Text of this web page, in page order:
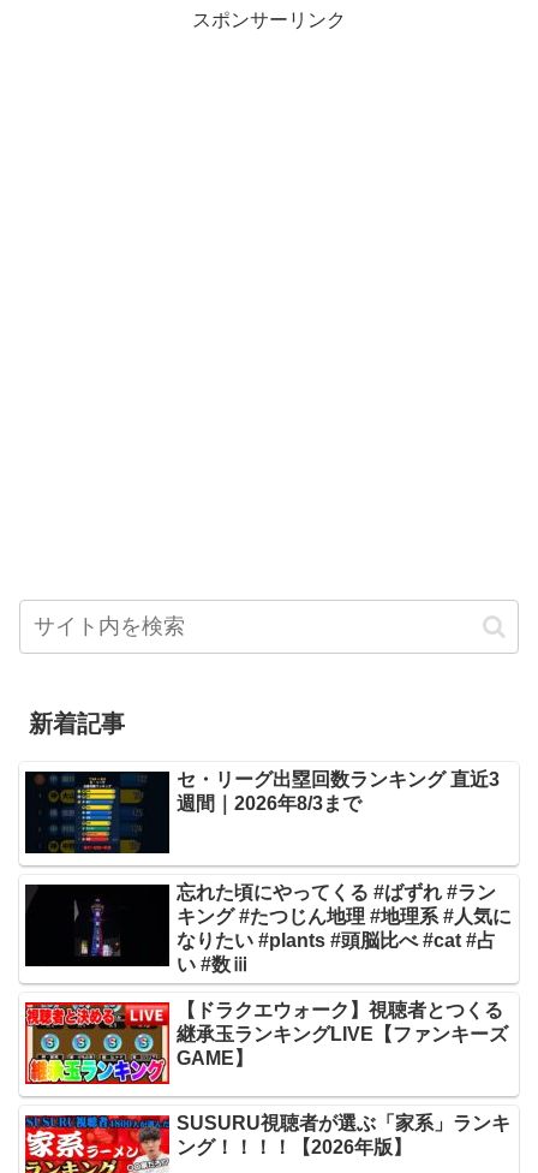
スポンサーリンク
新着記事
セ・リーグ出塁回数ランキング 直近3
週間｜2026年8/3まで
忘れた頃にやってくる #ばずれ #ラン
キング #たつじん地理 #地理系 #人気に
なりたい #plants #頭脳比べ #cat #占
い #数ⅲ
【ドラクエウォーク】視聴者とつくる
継承玉ランキングLIVE【ファンキーズ
GAME】
SUSURU視聴者が選ぶ「家系」ランキ
ング！！！！【2026年版】